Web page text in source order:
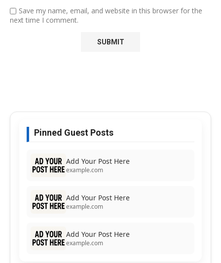
Save my name, email, and website in this browser for the
next time I comment.
Pinned Guest Posts
Add Your Post Here
example.com
Add Your Post Here
example.com
Add Your Post Here
example.com